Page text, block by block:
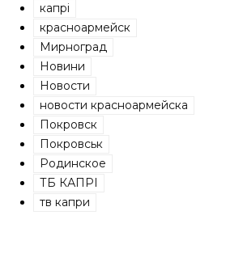
капрі
красноармейск
Мирноград
Новини
Новости
новости красноармейска
Покровск
Покровськ
Родинское
ТБ КАПРІ
тв капри